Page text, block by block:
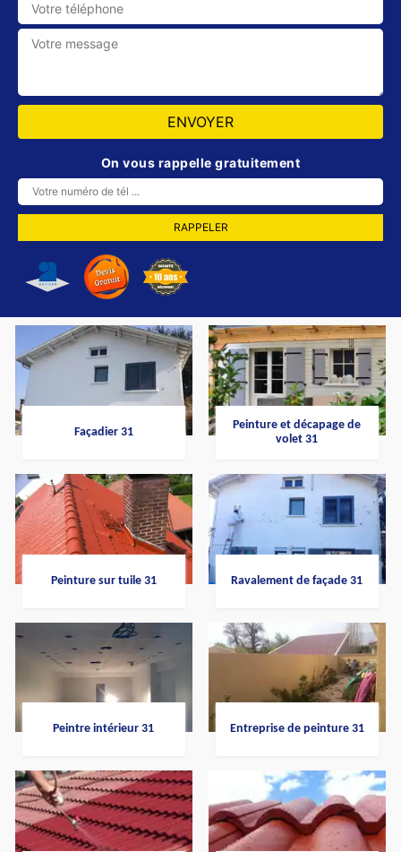
On vous rappelle gratuitement
Façadier 31
Peinture et décapage de
volet 31
Peinture sur tuile 31 Ravalement de façade 31
Peintre intérieur 31 Entreprise de peinture 31